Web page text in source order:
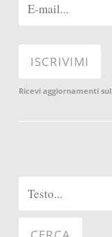
Ricevi aggiornamenti